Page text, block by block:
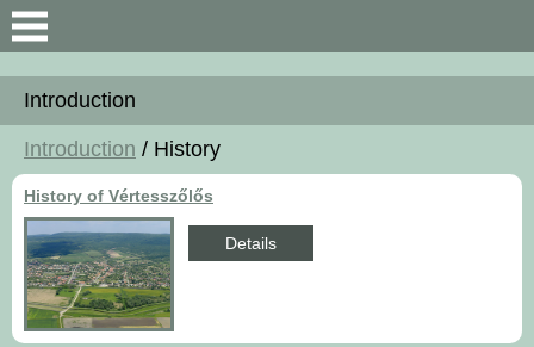
Search
Introduction
General Information
Map an data
Introduction
Introduction / History
History of Vértesszőlős
Details